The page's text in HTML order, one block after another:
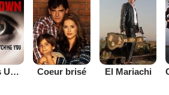
Persons Unknown Coeur brisé El Mariachi